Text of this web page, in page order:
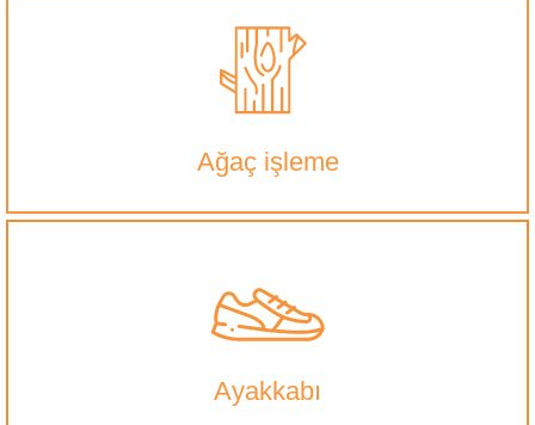
Ağaç işleme
Ayakkabı